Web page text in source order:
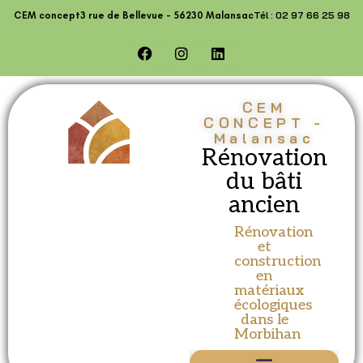
principal
CEM concept3 rue de Bellevue - 56230 MalansacTél : 02 97 66 25 98
CEM
CONCEPT -
Malansac
Rénovation
du bâti
ancien
Rénovation
et
construction
en
matériaux
écologiques
dans le
Morbihan